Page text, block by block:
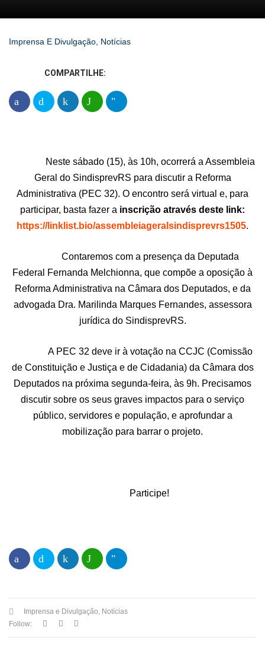
Imprensa E Divulgação, Notícias
COMPARTILHE:
Neste sábado (15), às 10h, ocorrerá a Assembleia
Geral do SindisprevRS para discutir a Reforma
Administrativa (PEC 32). O encontro será virtual e, para
participar, basta fazer a inscrição através deste link:
https://linklist.bio/assembleiageralsindisprevrs1505.
Contaremos com a presença da Deputada
Federal Fernanda Melchionna, que compõe a oposição à
Reforma Administrativa na Câmara dos Deputados, e da
advogada Dra. Marilinda Marques Fernandes, assessora
jurídica do SindisprevRS.
A PEC 32 deve ir à votação na CCJC (Comissão
de Constituição e Justiça e de Cidadania) da Câmara dos
Deputados na próxima segunda-feira, às 9h. Precisamos
discutir sobre os seus graves impactos para o serviço
público, servidores e população, e aprofundar a
mobilização para barrar o projeto.
Participe!
Imprensa e Divulgação, Notícias
Follow: